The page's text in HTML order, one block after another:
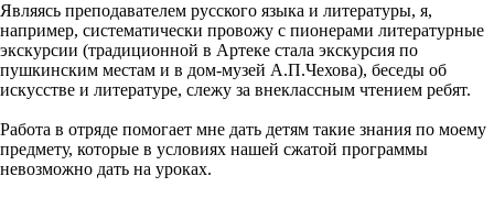
Являясь преподавателем русского языка и литературы, я,
например, систематически провожу с пионерами литературные
экскурсии (традиционной в Артеке стала экскурсия по
пушкинским местам и в дом-музей А.П.Чехова), беседы об
искусстве и литературе, слежу за внеклассным чтением ребят.
Работа в отряде помогает мне дать детям такие знания по моему
предмету, которые в условиях нашей сжатой программы
невозможно дать на уроках.